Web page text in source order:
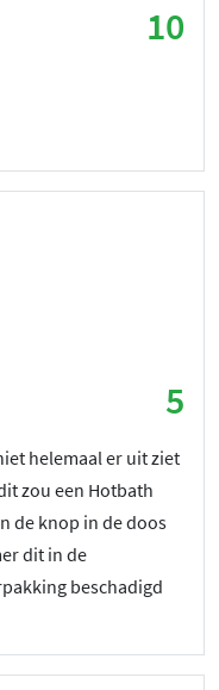
10
5
helemaal er uit ziet
zou een Hotbath
de knop in de doos
dit in de
beschadigd